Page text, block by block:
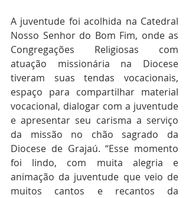
A juventude foi acolhida na Catedral
Nosso Senhor do Bom Fim, onde as
Congregações Religiosas com
atuação missionária na Diocese
tiveram suas tendas vocacionais,
espaço para compartilhar material
vocacional, dialogar com a juventude
e apresentar seu carisma a serviço
da missão no chão sagrado da
Diocese de Grajaú. “Esse momento
foi lindo, com muita alegria e
animação da juventude que veio de
muitos cantos e recantos da